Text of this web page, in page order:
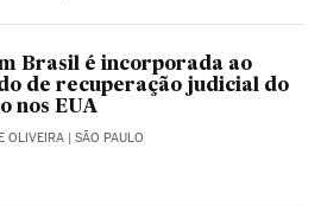
Brasil é incorporada ao
de recuperação judicial do
nos EUA
OLIVEIRA | SÃO PAULO